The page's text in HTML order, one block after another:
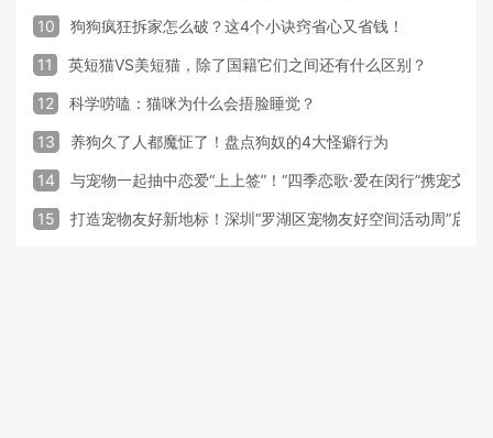
10 狗狗疯狂拆家怎么破？这4个小诀窍省心又省钱！
11 英短猫VS美短猫，除了国籍它们之间还有什么区别？
12 科学唠嗑：猫咪为什么会捂脸睡觉？
13 养狗久了人都魔怔了！盘点狗奴的4大怪癖行为
14 与宠物一起抽中恋爱“上上签”！“四季恋歌·爱在闵行”携宠交友
15 打造宠物友好新地标！深圳“罗湖区宠物友好空间活动周”启动